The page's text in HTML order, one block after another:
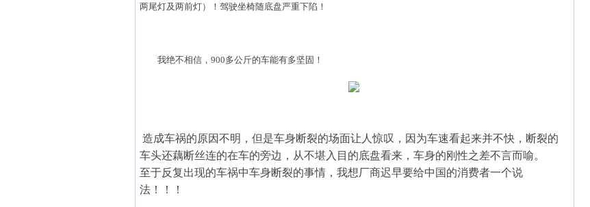
两尾灯及两前灯）！驾驶坐椅随底盘严重下陷！
我绝不相信，900多公斤的车能有多坚固！
造成车祸的原因不明，但是车身断裂的场面让人惊叹，因为车速看起来并不快，断裂的
车头还藕断丝连的在车的旁边，从不堪入目的底盘看来，车身的刚性之差不言而喻。
至于反复出现的车祸中车身断裂的事情，我想厂商迟早要给中国的消费者一个说
法！！！